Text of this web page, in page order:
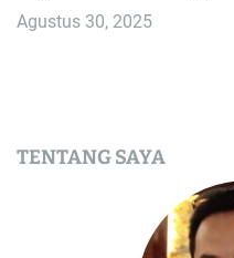
Agustus 30, 2025
TENTANG SAYA